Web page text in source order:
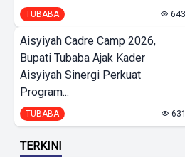
TUBABA 643
Aisyiyah Cadre Camp 2026,
Bupati Tubaba Ajak Kader
Aisyiyah Sinergi Perkuat
Program...
TUBABA 631
TERKINI